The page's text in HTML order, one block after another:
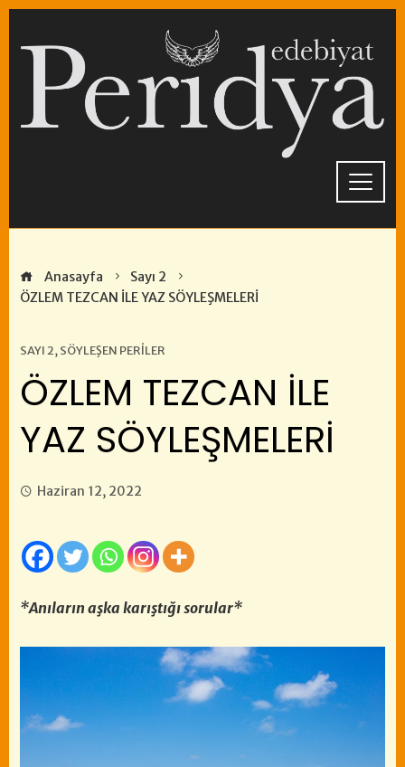
Skip
content
Anasayfa
Sayı 2
ÖZLEM TEZCAN İLE YAZ SÖYLEŞMELERİ
SAYI 2, SÖYLEŞEN PERILER
ÖZLEM TEZCAN İLE
YAZ SÖYLEŞMELERİ
Haziran 12, 2022
*Anıların aşka karıştığı sorular*